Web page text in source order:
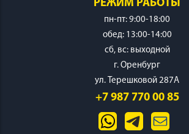
РЕЖИМ РАБОТЫ
пн-пт: 9:00-18:00
обед: 13:00-14:00
cб, вс: выходной
г. Оренбург
ул. Терешковой 287А
+7 987 770 00 85